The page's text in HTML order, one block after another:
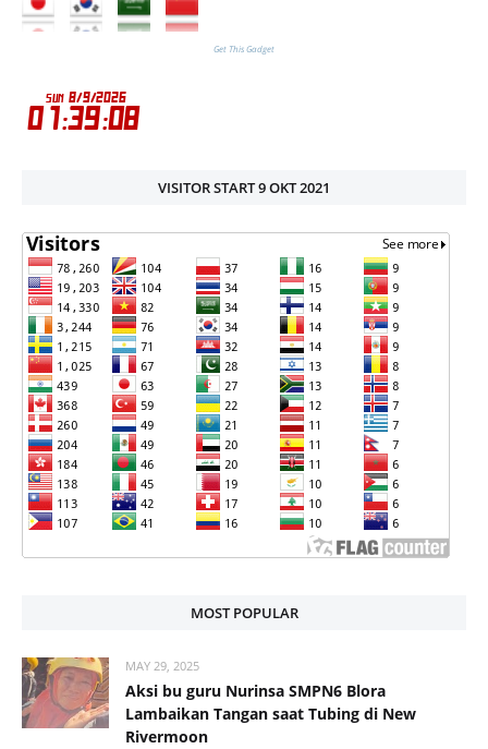
Get This Gadget
VISITOR START 9 OKT 2021
MOST POPULAR
MAY 29, 2025
Aksi bu guru Nurinsa SMPN6 Blora
Lambaikan Tangan saat Tubing di New
Rivermoon